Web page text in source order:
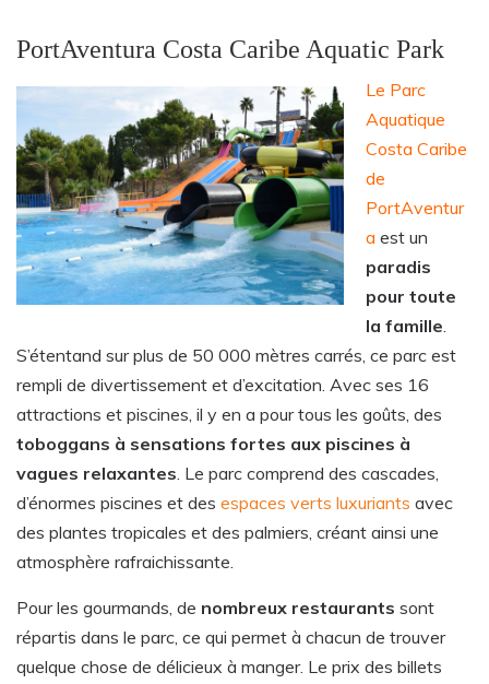
PortAventura Costa Caribe Aquatic Park
Le Parc
Aquatique
Costa Caribe
de
PortAventur
a est un
paradis
pour toute
la famille.
S’étentand sur plus de 50 000 mètres carrés, ce parc est
rempli de divertissement et d’excitation. Avec ses 16
attractions et piscines, il y en a pour tous les goûts, des
toboggans à sensations fortes aux piscines à
vagues relaxantes. Le parc comprend des cascades,
d’énormes piscines et des espaces verts luxuriants avec
des plantes tropicales et des palmiers, créant ainsi une
atmosphère rafraichissante.
Pour les gourmands, de nombreux restaurants sont
répartis dans le parc, ce qui permet à chacun de trouver
quelque chose de délicieux à manger. Le prix des billets